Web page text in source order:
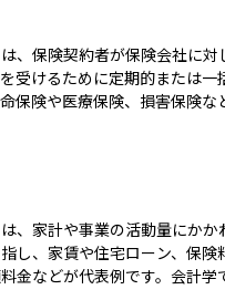
の手続きや保険料の納付、医
自治体で行います。保険料は
決まり、原則として医療機関
ば診療を受けられます。病気
援を受けるための基本的な仕
、保険契約者が保険会社に対
受けるために定期的または一
保険や医療保険、損害保険な
に加えて特約（オプション）
えることもあります。保険料は
な支出であり、未納が続くと
支払計画を立てることが大切
険料の支払いが家計に与える
、家計や事業の活動量にか
し、家賃や住宅ローン、保険
金などが代表例です。会計学